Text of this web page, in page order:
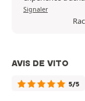
Signaler
AVIS DE VITO
5/5